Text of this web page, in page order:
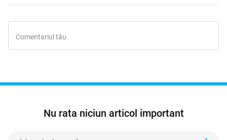
Nu rata niciun articol important